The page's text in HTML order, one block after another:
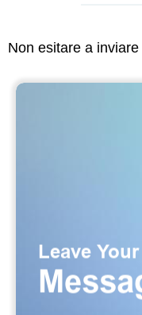
Non esitare a